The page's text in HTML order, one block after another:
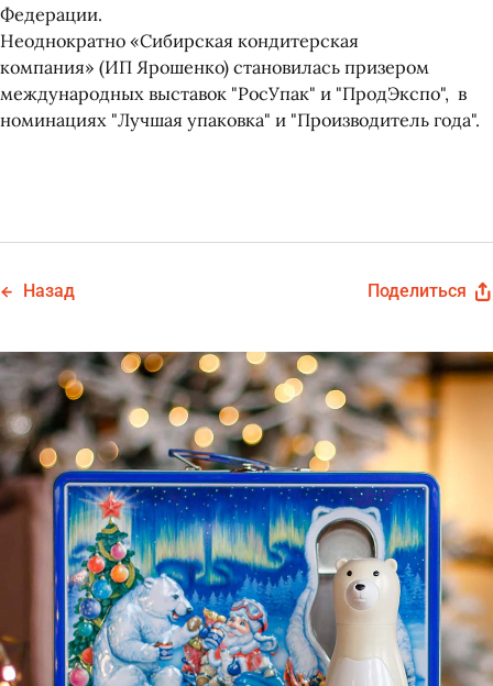
Федерации.
Неоднократно «Сибирская кондитерская
компания» (ИП Ярошенко) становилась призером
международных выставок "РосУпак" и "ПродЭкспо", в
номинациях "Лучшая упаковка" и "Производитель года".
Назад Поделиться